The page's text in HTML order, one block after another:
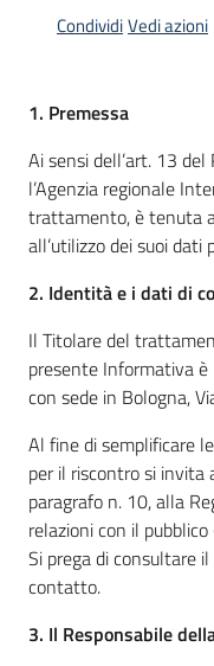
Supporto
Piattaforme
site
Seguici
su
CondividiVedi azioni
1. Premessa
Ai sensi dell’art. 13
l’Agenzia regionale
trattamento, è tenuta
all’utilizzo dei suoi dati
2. Identità e i dati di
Il Titolare del
presente Informativa è
con sede in Bologna,
Al fine di semplificare
per il riscontro si invita
paragrafo n. 10, alla
relazioni con il
Si prega di consultare il
contatto.
3. Il Responsabile